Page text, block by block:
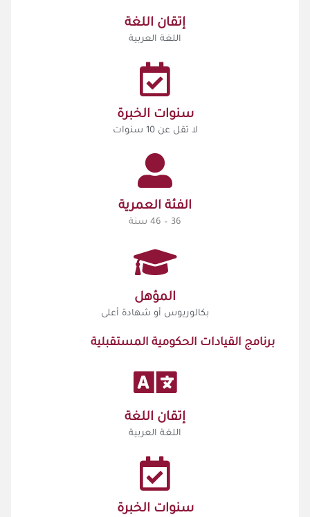
إتقان اللغة
اللغة العربية
سنوات الخبرة
لا تقل عن 10 سنوات
الفئة العمرية
المؤهل
بكالوريوس أو شهادة أعلى
برنامج القيادات الحكومية المستقبلية
إتقان اللغة
اللغة العربية
سنوات الخبرة